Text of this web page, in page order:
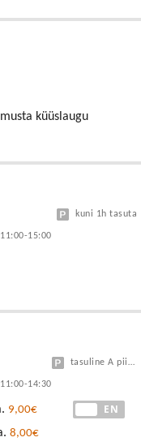
küüslaugu
11:00-15:00
kuni 1h tasuta
11:00-14:30
tasuline A piirkond
EN
9,00€
8,00€